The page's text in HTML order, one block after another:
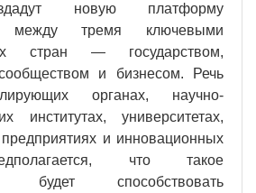
новую платформу
между тремя ключевыми
стран — государством,
и бизнесом. Речь
органах, научно-
институтах, университетах,
предприятиях и инновационных
что такое
будет способствовать